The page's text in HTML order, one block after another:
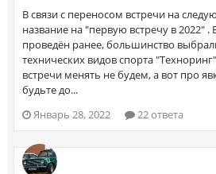
В связи с переносом встречи на
название на "первую встречу в 2022"
проведён ранее, большинство
технических видов спорта
встречи менять не будем, а вот про
будьте до...
Январь 28, 2022
22 ответа